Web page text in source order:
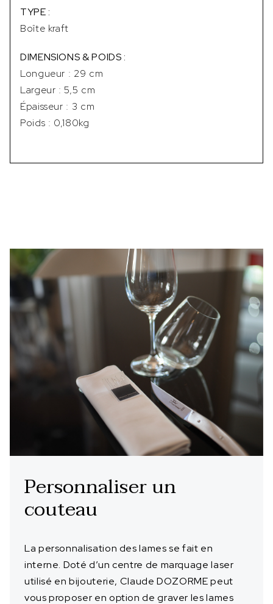
TYPE :
Boîte kraft
DIMENSIONS & POIDS :
Longueur : 29 cm
Largeur : 5,5 cm
Épaisseur : 3 cm
Poids : 0,180kg
Personnaliser un
couteau
La personnalisation des lames se fait en
interne. Doté d’un centre de marquage laser
utilisé en bijouterie, Claude DOZORME peut
vous proposer en option de graver les lames